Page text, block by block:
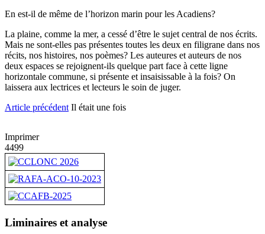
En est-il de même de l’horizon marin pour les Acadiens?
La plaine, comme la mer, a cessé d’être le sujet central de nos écrits.
Mais ne sont-elles pas présentes toutes les deux en filigrane dans nos
récits, nos histoires, nos poèmes? Les auteures et auteurs de nos
deux espaces se rejoignent-ils quelque part face à cette ligne
horizontale commune, si présente et insaisissable à la fois? On
laissera aux lectrices et lecteurs le soin de juger.
Article précédent Il était une fois
Imprimer
4499
Liminaires et analyse